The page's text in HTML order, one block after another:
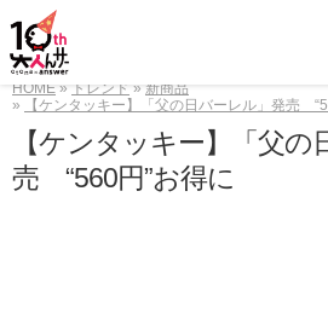
HOME トレンド
新商品
【ケンタッキー】「父の日バーレル」発売
【ケンタッキー】「父の
売 “560円”お得に